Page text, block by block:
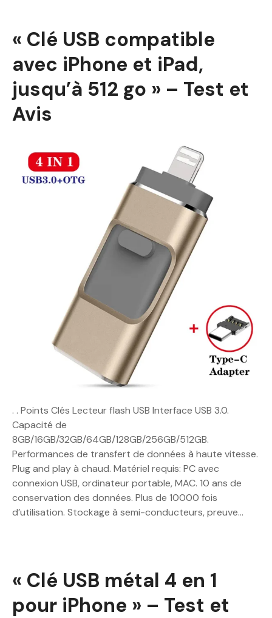
« Clé USB compatible
avec iPhone et iPad,
jusqu’à 512 go » – Test et
Avis
. . Points Clés Lecteur flash USB Interface USB 3.0.
Capacité de
8GB/16GB/32GB/64GB/128GB/256GB/512GB.
Performances de transfert de données à haute vitesse.
Plug and play à chaud. Matériel requis: PC avec
connexion USB, ordinateur portable, MAC. 10 ans de
conservation des données. Plus de 10000 fois
d’utilisation. Stockage à semi-conducteurs, preuve…
« Clé USB métal 4 en 1
pour iPhone » – Test et